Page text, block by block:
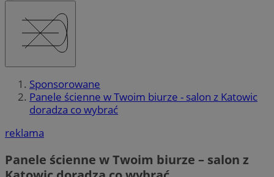
Sponsorowane
Panele ścienne w Twoim biurze - salon z Katowic
doradza co wybrać
reklama
Panele ścienne w Twoim biurze – salon z